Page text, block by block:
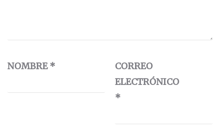
NOMBRE*
CORREO
ELECTRÓNICO
*